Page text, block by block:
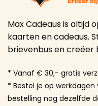
Max Cadeaus is altijd
kaarten en cadeaus.
brievenbus en creëer
* Vanaf € 30,- gratis
* Bestel je op werkdagen
bestelling nog dezelfde